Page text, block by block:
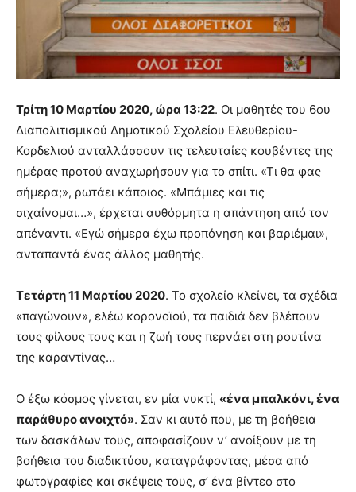
Τρίτη 10 Μαρτίου 2020, ώρα 13:22. Οι μαθητές του 6ου
Διαπολιτισμικού Δημοτικού Σχολείου Ελευθερίου-
Κορδελιού ανταλλάσσουν τις τελευταίες κουβέντες της
ημέρας προτού αναχωρήσουν για το σπίτι. «Τι θα φας
σήμερα;», ρωτάει κάποιος. «Μπάμιες και τις
σιχαίνομαι…», έρχεται αυθόρμητα η απάντηση από τον
απέναντι. «Εγώ σήμερα έχω προπόνηση και βαριέμαι»,
ανταπαντά ένας άλλος μαθητής.
Τετάρτη 11 Μαρτίου 2020. Το σχολείο κλείνει, τα σχέδια
«παγώνουν», ελέω κορονοϊού, τα παιδιά δεν βλέπουν
τους φίλους τους και η ζωή τους περνάει στη ρουτίνα
της καραντίνας…
Ο έξω κόσμος γίνεται, εν μία νυκτί, «ένα μπαλκόνι, ένα
παράθυρο ανοιχτό». Σαν κι αυτό που, με τη βοήθεια
των δασκάλων τους, αποφασίζουν ν’ ανοίξουν με τη
βοήθεια του διαδικτύου, καταγράφοντας, μέσα από
φωτογραφίες και σκέψεις τους, σ’ ένα βίντεο στο